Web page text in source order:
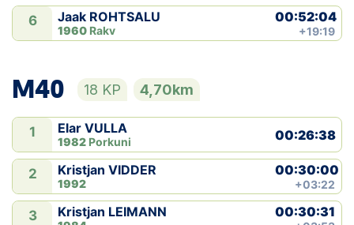
6 Jaak ROHTSALU
1960 Rakv
00:52:04
+19:19
M40 18 KP 4,70km
1 Elar VULLA
1982 Porkuni 00:26:38
2 Kristjan VIDDER
1992
00:30:00
+03:22
3 Kristjan LEIMANN 00:30:31